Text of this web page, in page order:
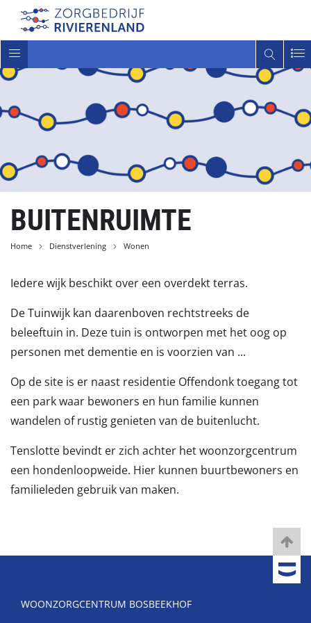
Toggle
navigatie
BUITENRUIMTE
Home Dienstverlening Wonen
Iedere wijk beschikt over een overdekt terras.
De Tuinwijk kan daarenboven rechtstreeks de
beleeftuin in. Deze tuin is ontworpen met het oog op
personen met dementie en is voorzien van ...
Op de site is er naast residentie Offendonk toegang tot
een park waar bewoners en hun familie kunnen
wandelen of rustig genieten van de buitenlucht.
Tenslotte bevindt er zich achter het woonzorgcentrum
een hondenloopweide. Hier kunnen buurtbewoners en
familieleden gebruik van maken.
WOONZORGCENTRUM BOSBEEKHOF